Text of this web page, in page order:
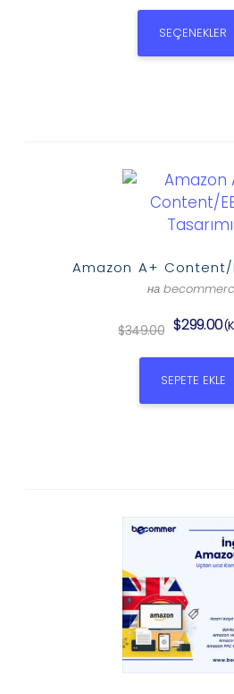
SEÇENEKLER
Amazon A+ Content/
на
$349.00 $299.00
SEPETE EKLE